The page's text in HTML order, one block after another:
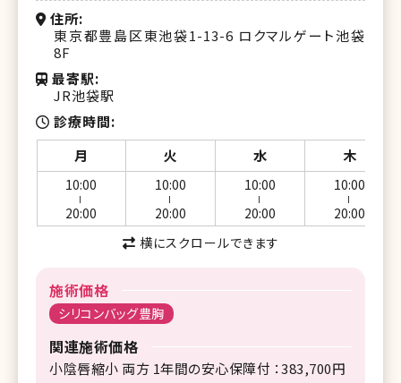
住所
東京都豊島区東池袋1-13-6 ロクマルゲート池袋
8F
最寄駅
JR池袋駅
診療時間
月
火 水 木
10:00
20:00
10:00
20:00
10:00
20:00
10:00
20:00
横にスクロールできます
施術価格
シリコンバッグ豊胸
関連施術価格
小陰唇縮小 両方 1年間の安心保障付 ：383,700円